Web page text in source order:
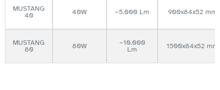
MUSTANG
40
40W ~5.000 Lm 900x84x52 mm
MUSTANG
80
80W
~10.000
Lm
1500x84x52 mm